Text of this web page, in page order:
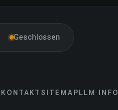
Geschlossen
KONTAKT SITEMAP LLM INFO